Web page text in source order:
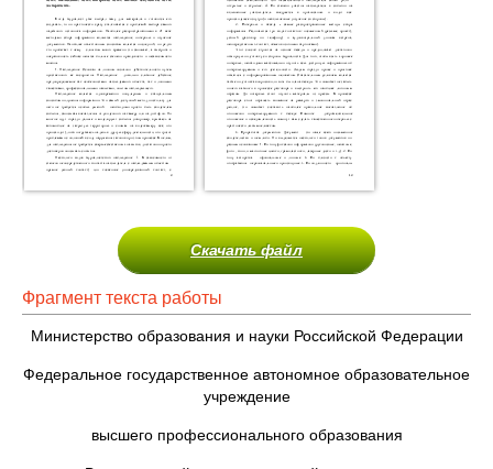
Скачать файл
Фрагмент текста работы
Министерство образования и науки Российской Федерации
Федеральное государственное автономное образовательное
учреждение
высшего профессионального образования